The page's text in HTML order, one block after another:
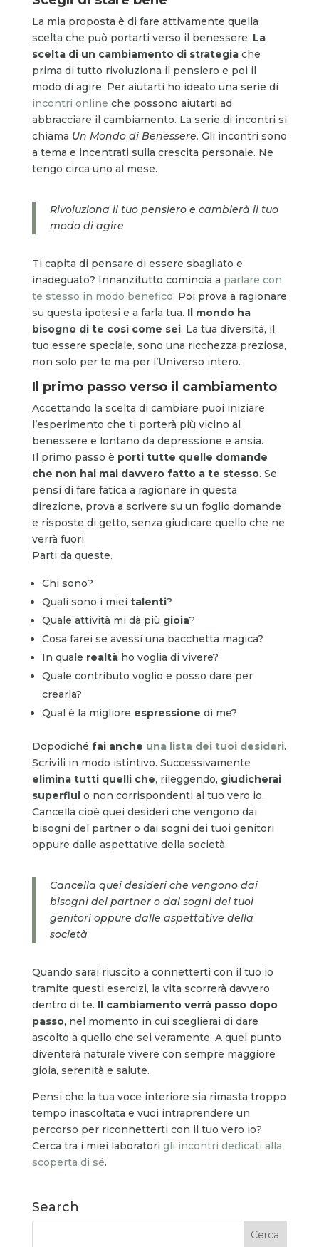
La mia proposta è di fare attivamente quella
scelta che può portarti verso il benessere. La
scelta di un cambiamento di strategiache
prima di tutto rivoluziona il pensiero e poi il
modo di agire. Per aiutarti ho ideato una serie di
incontri online che possono aiutarti ad
abbracciare il cambiamento. La serie di incontri si
chiama Un Mondo di Benessere. Gli incontri sono
a tema e incentrati sulla crescita personale. Ne
tengo circa uno al mese.
Rivoluziona il tuo pensiero e cambierà il tuo
modo di agire
Ti capita di pensare di essere sbagliato e
inadeguato? Innanzitutto comincia a parlare con
te stesso in modo benefico. Poi prova a ragionare
su questa ipotesi e a farla tua. Il mondo ha
bisogno di te così come sei. La tua diversità, il
tuo essere speciale, sono una ricchezza preziosa,
non solo per te ma per l’Universo intero.
Il primo passo verso il cambiamento
Accettando la scelta di cambiare puoi iniziare
l’esperimento che ti porterà più vicino al
benessere e lontano da depressione e ansia.
Il primo passo è porti tutte quelle domande
che non hai mai davvero fatto a te stesso. Se
pensi di fare fatica a ragionare in questa
direzione, prova a scrivere su un foglio domande
e risposte di getto, senza giudicare quello che ne
verrà fuori.
Parti da queste.
Chi sono?
Quali sono i miei talenti?
Quale attività mi dà più gioia?
Cosa farei se avessi una bacchetta magica?
In quale realtàho voglia di vivere?
Quale contributo voglio e posso dare per
crearla?
Qual è la migliore espressione di me?
Dopodiché fai anche una lista dei tuoi desideri.
Scrivili in modo istintivo. Successivamente
elimina tutti quelli che, rileggendo, giudicherai
superfluio non corrispondenti al tuo vero io.
Cancella cioè quei desideri che vengono dai
bisogni del partner o dai sogni dei tuoi genitori
oppure dalle aspettative della società.
Cancella quei desideri che vengono dai
bisogni del partner o dai sogni dei tuoi
genitori oppure dalle aspettative della
società
Quando sarai riuscito a connetterti con il tuo io
tramite questi esercizi, la vita scorrerà davvero
dentro di te. Il cambiamento verrà passo dopo
passo, nel momento in cui sceglierai di dare
ascolto a quello che sei veramente. A quel punto
diventerà naturale vivere con sempre maggiore
gioia, serenità e salute.
Pensi che la tua voce interiore sia rimasta troppo
tempo inascoltata e vuoi intraprendere un
percorso per riconnetterti con il tuo vero io?
Cerca tra i miei laboratori gli incontri dedicati alla
scoperta di sé.
Search